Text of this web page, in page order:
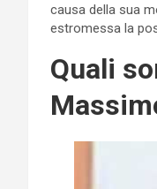
causa della sua
estromessa la
Quali